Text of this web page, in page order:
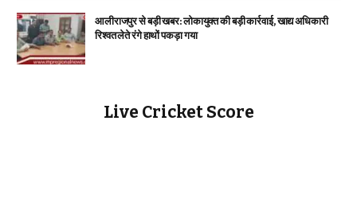
आलीराजपुर से बड़ी खबर: लोकायुक्त की बड़ी कार्रवाई, खाद्य अधिकारी
रिश्वत लेते रंगे हाथों पकड़ा गया
Live Cricket Score